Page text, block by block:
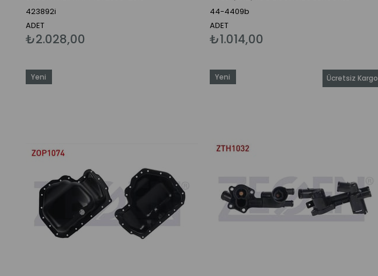
423892i
ADET
₺2.028,00
MANYETIK ABS HALKALI 1999-2001
44-4409b
ADET
₺1.014,00
Yeni
Ücretsiz Kargo
Yeni